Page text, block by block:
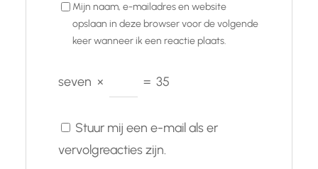
Mijn naam, e-mailadres en website
opslaan in deze browser voor de volgende
keer wanneer ik een reactie plaats.
seven × = 35
Stuur mij een e-mail als er
vervolgreacties zijn.